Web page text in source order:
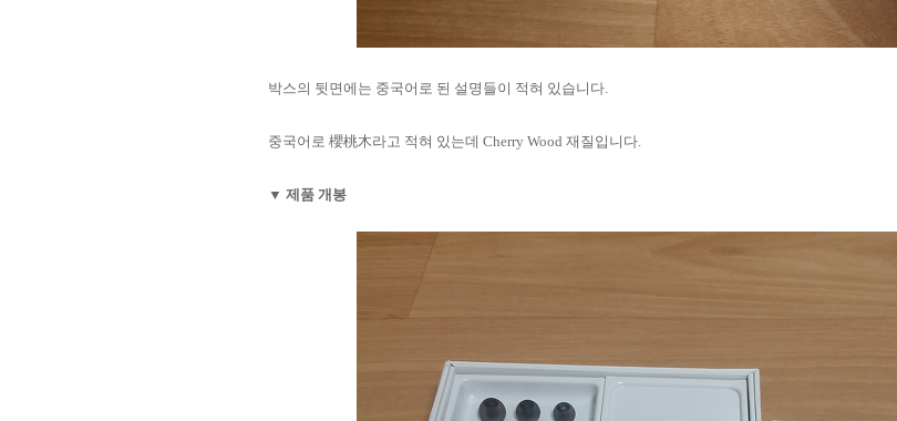
박스의 뒷면에는 중국어로 된 설명들이 적혀 있습니다.
중국어로 櫻桃木라고 적혀 있는데 Cherry Wood 재질입니다.
▼ 제품 개봉